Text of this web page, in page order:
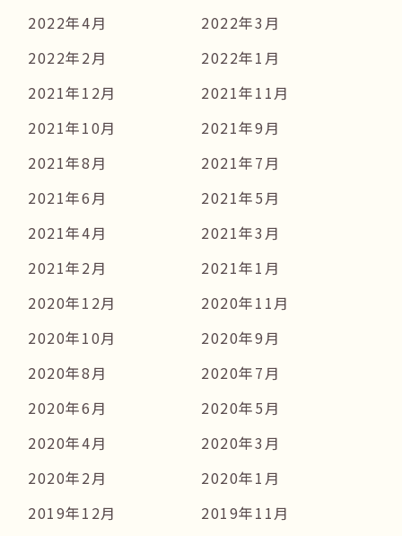
2022年4月
2022年3月
2022年2月
2022年1月
2021年12月
2021年11月
2021年10月
2021年9月
2021年8月
2021年7月
2021年6月
2021年5月
2021年4月
2021年3月
2021年2月
2021年1月
2020年12月
2020年11月
2020年10月
2020年9月
2020年8月
2020年7月
2020年6月
2020年5月
2020年4月
2020年3月
2020年2月
2020年1月
2019年12月
2019年11月